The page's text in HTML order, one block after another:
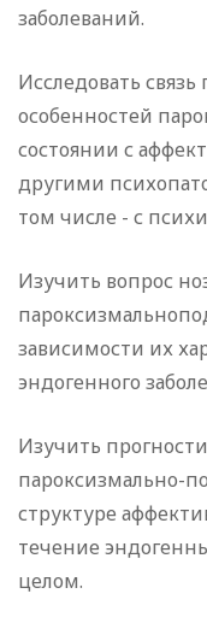
заболеваний.
Исследовать
особенностей
состоянии с
другими
том числе - с
Изучить вопрос
зависимости их
эндогенного
Изучить
пароксизмально-
структуре
течение
целом.